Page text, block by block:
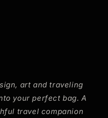
art and traveling
your perfect bag. A
travel companion